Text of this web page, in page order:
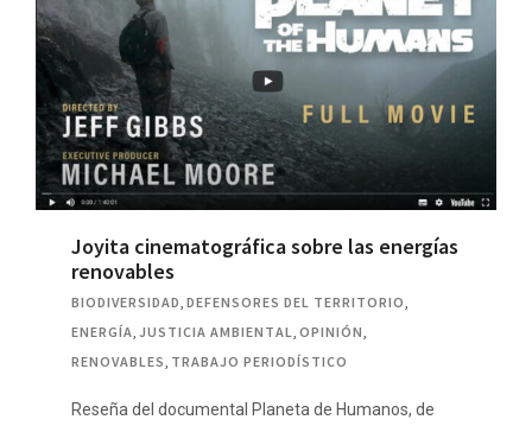
Joyita cinematográfica sobre las energías
renovables
BIODIVERSIDAD, DEFENSORES DEL TERRITORIO,
ENERGÍA, JUSTICIA AMBIENTAL, OPINIÓN,
RENOVABLES, TRABAJO PERIODÍSTICO
Reseña del documental Planeta de Humanos, de